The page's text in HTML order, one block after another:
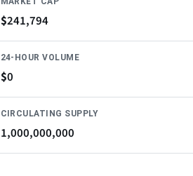
$241,794
24-HOUR VOLUME
$0
CIRCULATING SUPPLY
1,000,000,000